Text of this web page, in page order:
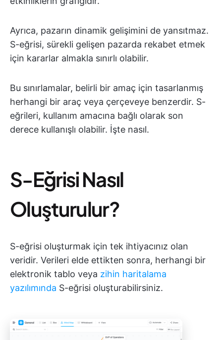
Ayrıca, pazarın dinamik gelişimini de yansıtmaz.
S-eğrisi, sürekli gelişen pazarda rekabet etmek
için kararlar almakla sınırlı olabilir.
Bu sınırlamalar, belirli bir amaç için tasarlanmış
herhangi bir araç veya çerçeveye benzerdir. S-
eğrileri, kullanım amacına bağlı olarak son
derece kullanışlı olabilir. İşte nasıl.
S-Eğrisi Nasıl
Oluşturulur?
S-eğrisi oluşturmak için tek ihtiyacınız olan
veridir. Verileri elde ettikten sonra, herhangi bir
elektronik tablo veya zihin haritalama
yazılımında S-eğrisi oluşturabilirsiniz.